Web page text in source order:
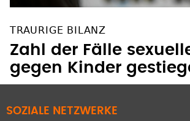
TRAURIGE BILANZ
Zahl der Fälle
gegen Kinder
SOZIALE NETZWERKE